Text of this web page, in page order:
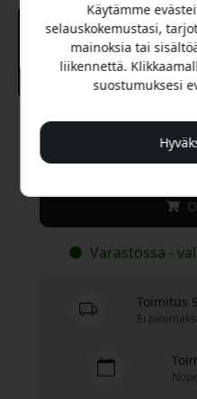
Varastossa -
Toimitus
Ei
Käytämme
selauskokemustasi,
mainoksia tai
liikennettä.
suostumuksesi
Ei, maksan